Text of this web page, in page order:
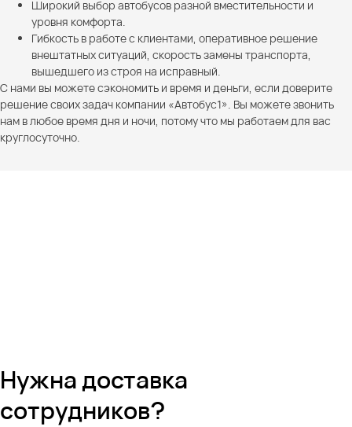
Широкий выбор автобусов разной вместительности и
уровня комфорта.
Гибкость в работе с клиентами, оперативное решение
внештатных ситуаций, скорость замены транспорта,
вышедшего из строя на исправный.
С нами вы можете сэкономить и время и деньги, если доверите
решение своих задач компании «Автобус1». Вы можете звонить
нам в любое время дня и ночи, потому что мы работаем для вас
круглосуточно.
Нужна доставка
сотрудников?